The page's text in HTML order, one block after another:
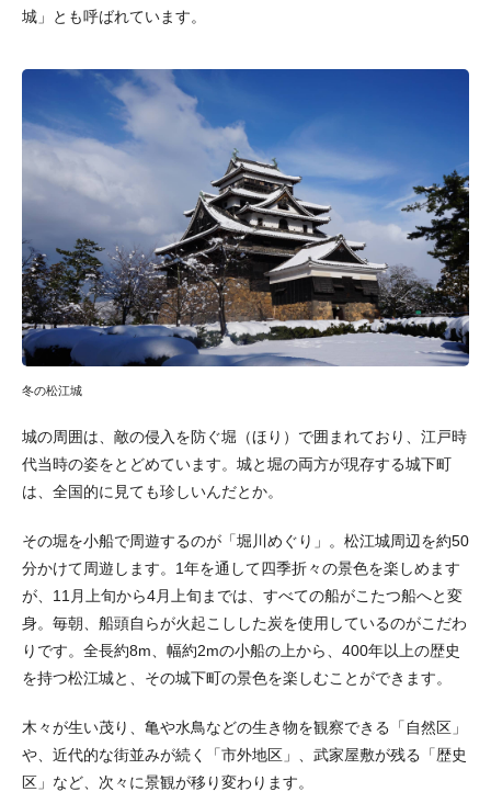
城」とも呼ばれています。
冬の松江城
城の周囲は、敵の侵入を防ぐ堀（ほり）で囲まれており、江戸時
代当時の姿をとどめています。城と堀の両方が現存する城下町
は、全国的に見ても珍しいんだとか。
その堀を小船で周遊するのが「堀川めぐり」。松江城周辺を約50
分かけて周遊します。1年を通して四季折々の景色を楽しめます
が、11月上旬から4月上旬までは、すべての船がこたつ船へと変
身。毎朝、船頭自らが火起こしした炭を使用しているのがこだわ
りです。全長約8m、幅約2mの小船の上から、400年以上の歴史
を持つ松江城と、その城下町の景色を楽しむことができます。
木々が生い茂り、亀や水鳥などの生き物を観察できる「自然区」
や、近代的な街並みが続く「市外地区」、武家屋敷が残る「歴史
区」など、次々に景観が移り変わります。